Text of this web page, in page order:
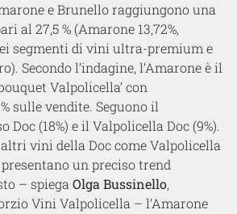
e Brunello raggiungono una
al 27,5 % (Amarone 13,72%,
segmenti di vini ultra-premium e
Secondo l’indagine, l’Amarone è il
Valpolicella’ con
sulle vendite. Seguono il
Doc (18%) e il Valpolicella Doc (9%).
vini della Doc come Valpolicella
un preciso trend
– spiegaOlga Bussinello,
Vini Valpolicella – l’Amarone